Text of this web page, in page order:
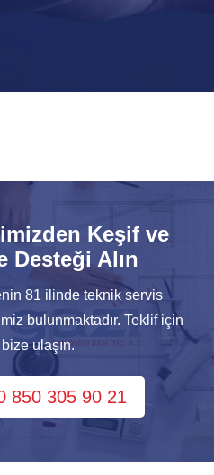
Keşif ve
Desteği Alın
81 ilinde teknik servis
bulunmaktadır. Teklif için
ulaşın.
850 305 90 21